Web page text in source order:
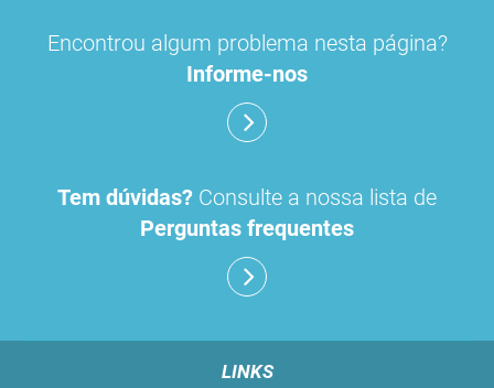
Encontrou algum problema nesta página?
Informe-nos
Tem dúvidas? Consulte a nossa lista de
Perguntas frequentes
LINKS